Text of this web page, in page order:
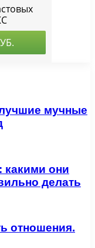
мучные
они
делать
отношения.